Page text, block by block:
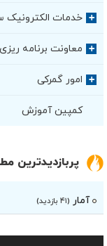
+ خدمات الکترونیک
+ معاونت برنامه
+ امور گمرکی
کمپین آموزش
پربازدیدترین
آمار